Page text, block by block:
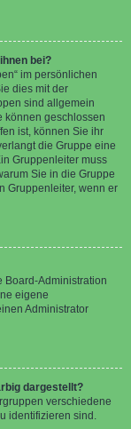
bei?
im persönlichen
dies mit der
sind allgemein
können geschlossen
ist, können Sie ihr
die Gruppe eine
Gruppenleiter muss
Sie in die Gruppe
Gruppenleiter, wenn er
Board-Administration
eigene
Administrator
dargestellt?
verschiedene
identifizieren sind.